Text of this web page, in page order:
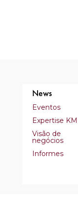
News
Eventos
Expertise KM
Visão de
negócios
Informes